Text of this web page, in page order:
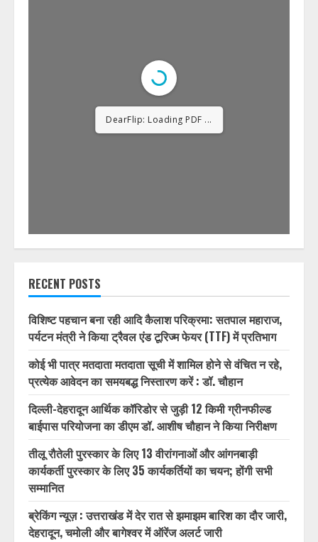
DearFlip: Loading PDF
23% ...
RECENT POSTS
विशिष्ट पहचान बना रही आदि कैलाश परिक्रमा: सतपाल महाराज,
पर्यटन मंत्री ने किया ट्रैवल एंड टूरिज्म फेयर (TTF) में प्रतिभाग
कोई भी पात्र मतदाता मतदाता सूची में शामिल होने से वंचित न रहे,
प्रत्येक आवेदन का समयबद्ध निस्तारण करें : डॉ. चौहान
दिल्ली-देहरादून आर्थिक कॉरिडोर से जुड़ी 12 किमी ग्रीनफील्ड
बाईपास परियोजना का डीएम डॉ. आशीष चौहान ने किया निरीक्षण
तीलू रौतेली पुरस्कार के लिए 13 वीरांगनाओं और आंगनबाड़ी
कार्यकर्ती पुरस्कार के लिए 35 कार्यकर्तियों का चयन; होंगी सभी
सम्मानित
ब्रेकिंग न्यूज़ : उत्तराखंड में देर रात से झमाझम बारिश का दौर जारी,
देहरादून, चमोली और बागेश्वर में ऑरेंज अलर्ट जारी